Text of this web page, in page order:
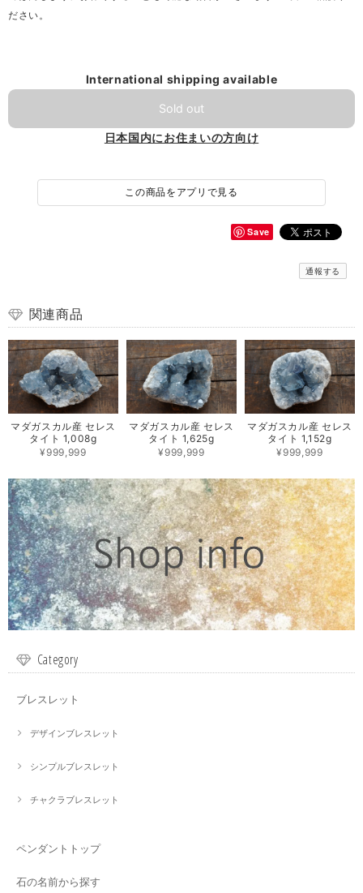
ださい。
International shipping available
Sold out
日本国内にお住まいの方向け
この商品をアプリで見る
Save
通報する
関連商品
マダガスカル産 セレス
タイト 1,008g
¥999,999
マダガスカル産 セレス
タイト 1,625g
¥999,999
マダガスカル産 セレス
タイト 1,152g
¥999,999
Category
ブレスレット
デザインブレスレット
シンプルブレスレット
チャクラブレスレット
ペンダントトップ
石の名前から探す